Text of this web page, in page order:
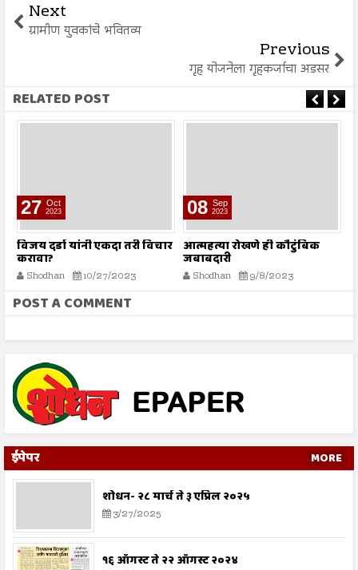
Next
ग्रामीण युवकांचे भवितव्य
Previous
गृह योजनेला गृहकर्जाचा अडसर
RELATED POST
08
आत्महत्या रोखणे ही कौटुंबिक
जबाबदारी
Shodhan 9/8/2023
25
काश्मिरी पंडितांचे विस्थापन,
सत्यामागचे कटू सत्य
Shodhan 3/25/2022
POST A COMMENT
ईपेपर MORE
शोधन- २८ मार्च ते ३ एप्रिल २०२५
3/27/2025
१६ ऑगस्ट ते २२ ऑगस्ट २०२४